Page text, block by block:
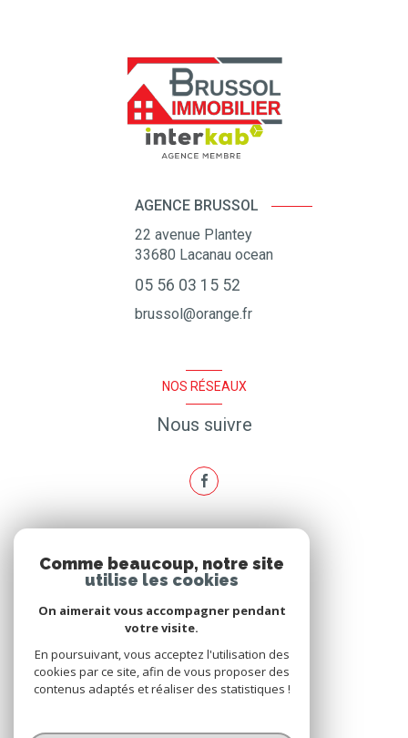
AGENCE BRUSSOL
22 avenue Plantey
33680 Lacanau ocean
05 56 03 15 52
brussol@orange.fr
NOS RÉSEAUX
Nous suivre
Nous adhérons
Comme beaucoup, notre site
utilise les cookies
On aimerait vous accompagner pendant
votre visite.
En poursuivant, vous acceptez l'utilisation des
cookies par ce site, afin de vous proposer des
contenus adaptés et réaliser des statistiques !